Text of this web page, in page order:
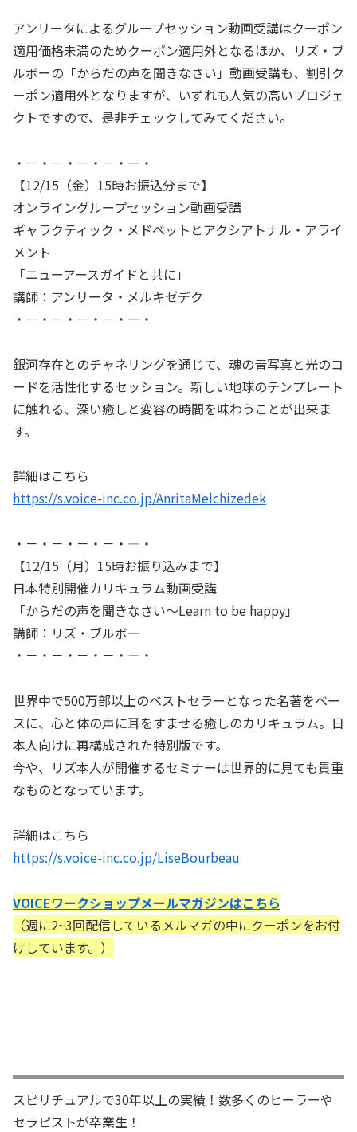
アンリータによるグループセッション動画受講はクーポン
適用価格未満のためクーポン適用外となるほか、リズ・ブ
ルボーの「からだの声を聞きなさい」動画受講も、割引ク
ーポン適用外となりますが、いずれも人気の高いプロジェ
クトですので、是非チェックしてみてください。
・－・－・－・－・―・
【12/15（金）15時お振込分まで】
オンライングループセッション動画受講
ギャラクティック・メドベットとアクシアトナル・アライ
メント
「ニューアースガイドと共に」
講師：アンリータ・メルキゼデク
・－・－・－・－・―・
銀河存在とのチャネリングを通じて、魂の青写真と光のコ
ードを活性化するセッション。新しい地球のテンプレート
に触れる、深い癒しと変容の時間を味わうことが出来ま
す。
詳細はこちら
https://s.voice-inc.co.jp/AnritaMelchizedek
・－・－・－・－・―・
【12/15（月）15時お振り込みまで】
日本特別開催カリキュラム動画受講
「からだの声を聞きなさい～Learn to be happy」
講師：リズ・ブルボー
・－・－・－・－・―・
世界中で500万部以上のベストセラーとなった名著をベー
スに、心と体の声に耳をすませる癒しのカリキュラム。日
本人向けに再構成された特別版です。
今や、リズ本人が開催するセミナーは世界的に見ても貴重
なものとなっています。
詳細はこちら
https://s.voice-inc.co.jp/LiseBourbeau
VOICEワークショップメールマガジンはこちら
（週に2~3回配信しているメルマガの中にクーポンをお付
けしています。）
スピリチュアルで30年以上の実績！数多くのヒーラーや
セラピストが卒業生！